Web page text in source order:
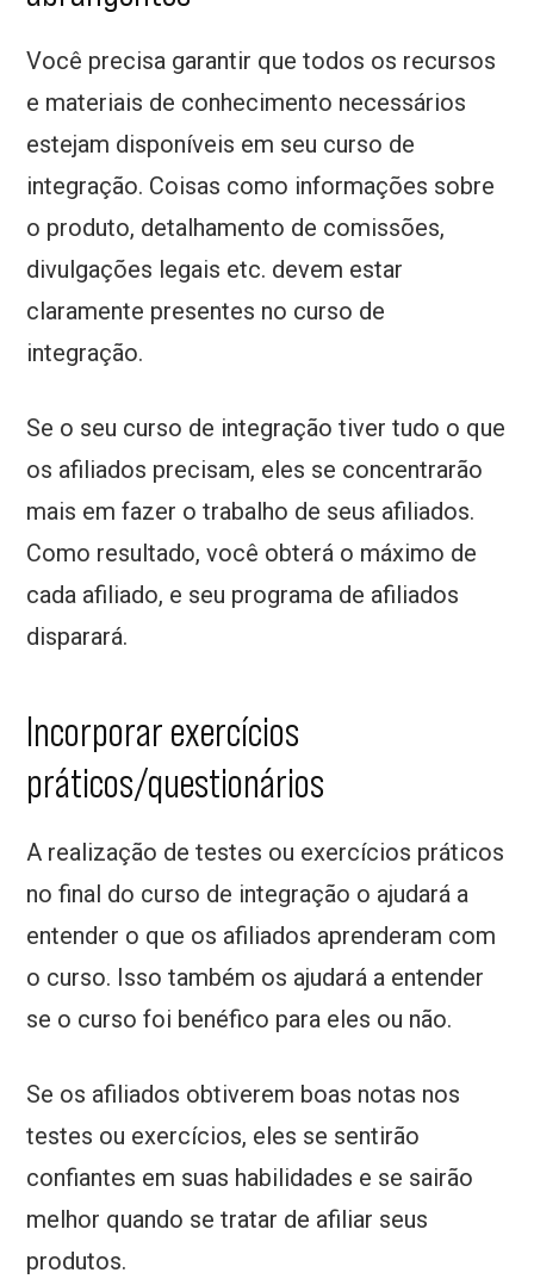
Você precisa garantir que todos os recursos
e materiais de conhecimento necessários
estejam disponíveis em seu curso de
integração. Coisas como informações sobre
o produto, detalhamento de comissões,
divulgações legais etc. devem estar
claramente presentes no curso de
integração.
Se o seu curso de integração tiver tudo o que
os afiliados precisam, eles se concentrarão
mais em fazer o trabalho de seus afiliados.
Como resultado, você obterá o máximo de
cada afiliado, e seu programa de afiliados
disparará.
Incorporar exercícios
práticos/questionários
A realização de testes ou exercícios práticos
no final do curso de integração o ajudará a
entender o que os afiliados aprenderam com
o curso. Isso também os ajudará a entender
se o curso foi benéfico para eles ou não.
Se os afiliados obtiverem boas notas nos
testes ou exercícios, eles se sentirão
confiantes em suas habilidades e se sairão
melhor quando se tratar de afiliar seus
produtos.